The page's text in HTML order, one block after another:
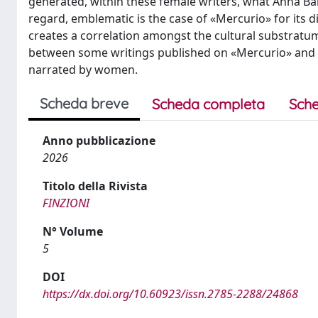
regard, emblematic is the case of «Mercurio» for
creates a correlation amongst the cultural
between some writings published on «Mercurio»
narrated by women.
Scheda breve Scheda completa
Anno pubblicazione
2026
Titolo della Rivista
FINZIONI
N° Volume
5
DOI
https://dx.doi.org/10.60923/issn.2785-2288/24868